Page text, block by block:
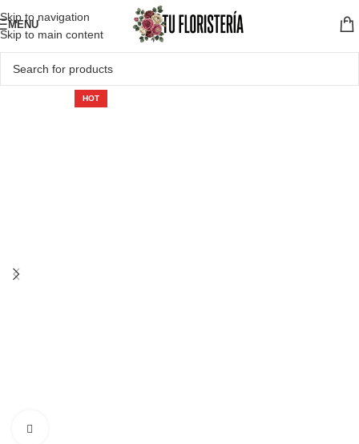
Skip to navigation
Skip to main content
MENU
HOT